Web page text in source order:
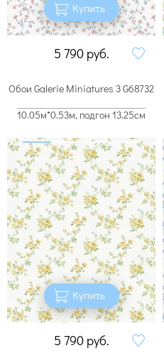
Купить
5 790 руб.
Обои Galerie Miniatures 3 G68732
10.05м*0.53м, подгон 13.25см
Купить
5 790 руб.